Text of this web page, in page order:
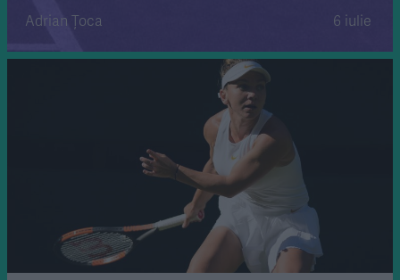
Adrian Țoca 6 iulie